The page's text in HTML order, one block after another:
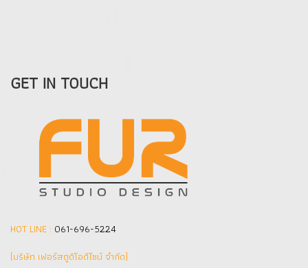
GET IN TOUCH
HOT LINE : 061-696-5224
(บริษัท เฟอร์สตูดิโอดีไซน์ จำกัด]